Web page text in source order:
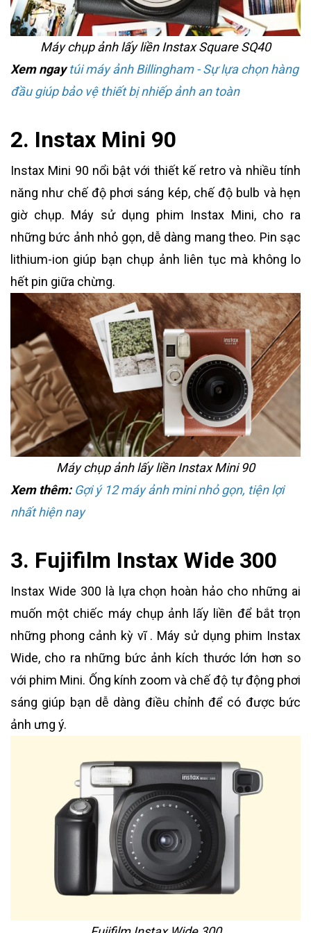
Máy chụp ảnh lấy liền Instax Square SQ40
Xem ngay túi máy ảnh Billingham- Sự lựa chọn hàng
đầu giúp bảo vệ thiết bị nhiếp ảnh an toàn
2. Instax Mini 90
Instax Mini 90 nổi bật với thiết kế retro và nhiều tính
năng như chế độ phơi sáng kép, chế độ bulb và hẹn
giờ chụp. Máy sử dụng phim Instax Mini, cho ra
những bức ảnh nhỏ gọn, dễ dàng mang theo. Pin sạc
lithium-ion giúp bạn chụp ảnh liên tục mà không lo
hết pin giữa chừng.
Máy chụp ảnh lấy liền Instax Mini 90
Xem thêm: Gợi ý 12 máy ảnh mini nhỏ gọn, tiện lợi
nhất hiện nay
3. Fujifilm Instax Wide 300
Instax Wide 300 là lựa chọn hoàn hảo cho những ai
muốn một chiếc máy chụp ảnh lấy liền để bắt trọn
những phong cảnh kỳ vĩ . Máy sử dụng phim Instax
Wide, cho ra những bức ảnh kích thước lớn hơn so
với phim Mini. Ống kính zoom và chế độ tự động phơi
sáng giúp bạn dễ dàng điều chỉnh để có được bức
ảnh ưng ý.